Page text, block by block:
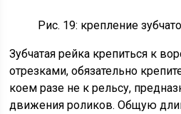
Рис. 19: крепление
Зубчатая рейка крепиться к
отрезками, обязательно
коем разе не к рельсу,
движения роликов. Общую